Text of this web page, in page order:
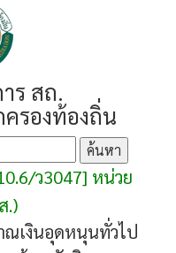
ร สถ.
ครองท้องถิ่น
ว3047] หน่วย
.)
ณเงินอุดหนุนทั่วไป